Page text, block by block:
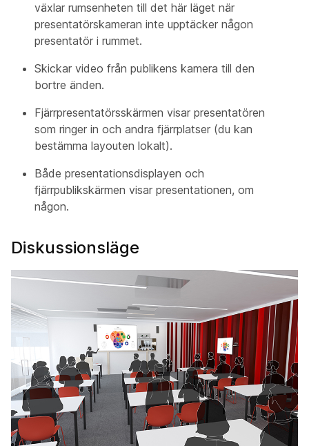
växlar rumsenheten till det här läget när
presentatörskameran inte upptäcker någon
presentatör i rummet.
Skickar video från publikens kamera till den
bortre änden.
Fjärrpresentatörsskärmen visar presentatören
som ringer in och andra fjärrplatser (du kan
bestämma layouten lokalt).
Både presentationsdisplayen och
fjärrpublikskärmen visar presentationen, om
någon.
Diskussionsläge